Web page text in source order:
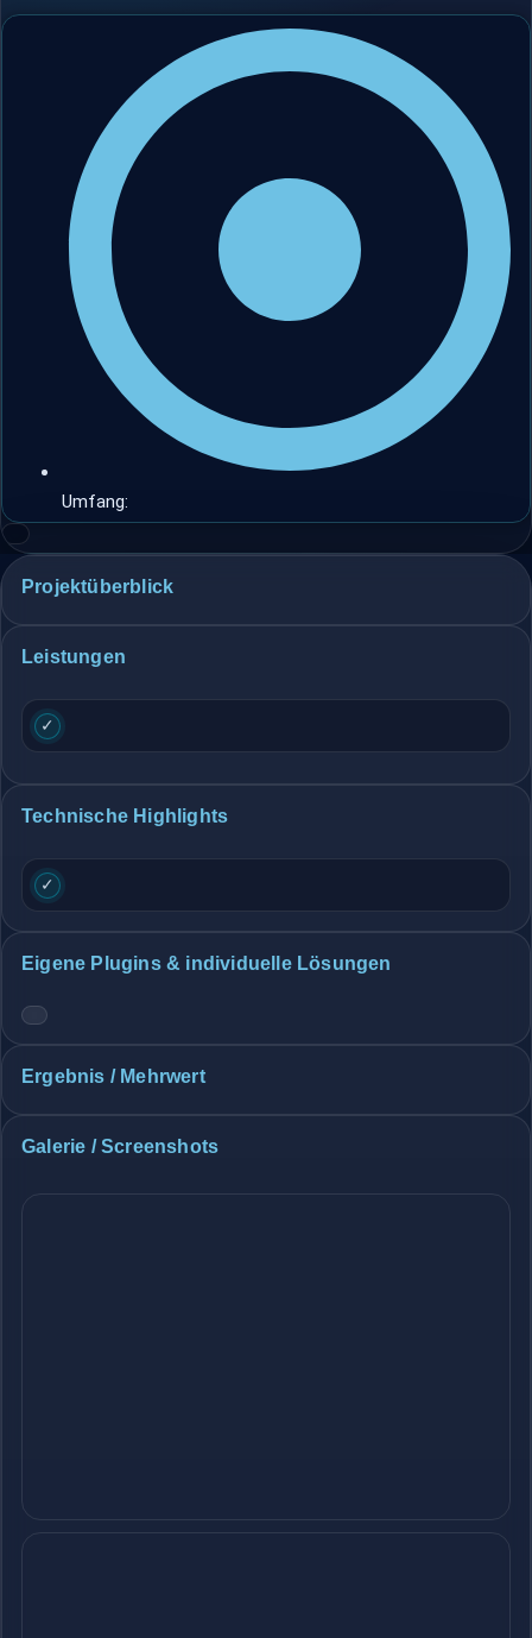
Umfang:
Projektüberblick
Leistungen
✓
Technische Highlights
✓
Eigene Plugins & individuelle Lösungen
Ergebnis / Mehrwert
Galerie / Screenshots